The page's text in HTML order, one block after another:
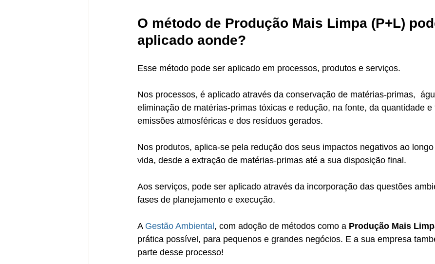
O método de Produção Mais Limpa (P+L)
aplicado aonde?
Esse método pode ser aplicado em processos, produtos e serviços.
Nos processos, é aplicado através da conservação de matérias-primas,
eliminação de matérias-primas tóxicas e redução, na fonte, da quantidade e
emissões atmosféricas e dos resíduos gerados.
Nos produtos, aplica-se pela redução dos seus impactos negativos ao
vida, desde a extração de matérias-primas até a sua disposição final.
Aos serviços, pode ser aplicado através da incorporação das questões
fases de planejamento e execução.
A Gestão Ambiental, com adoção de métodos como a Produção Mais
prática possível, para pequenos e grandes negócios. E a sua empresa
parte desse processo!